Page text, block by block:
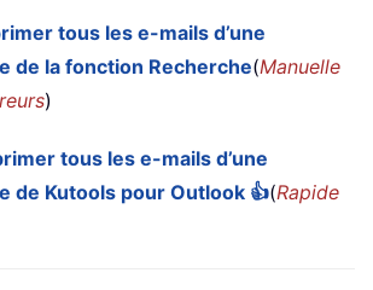
tous les e-mails d’une
de la fonction Recherche(Manuelle
)
tous les e-mails d’une
de Kutools pour Outlook 👍(Rapide